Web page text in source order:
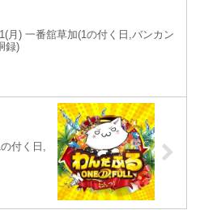
月) 一番舘草加(1の付く日,バンカン
録)
付く日,